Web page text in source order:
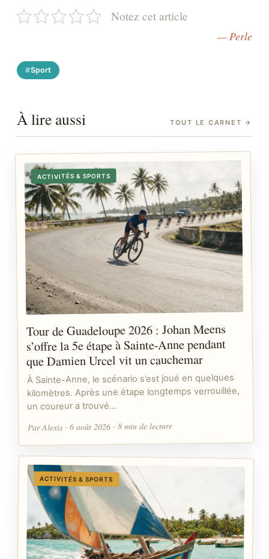
Notez cet article
— Perle
Sport
À lire aussi TOUT LE CARNET →
ACTIVITÉS & SPORTS
Tour de Guadeloupe 2026 : Johan Meens
s’offre la 5e étape à Sainte-Anne pendant
que Damien Urcel vit un cauchemar
À Sainte-Anne, le scénario s’est joué en quelques
kilomètres. Après une étape longtemps verrouillée,
un coureur a trouvé…
Par Alexis · 6 août 2026 · 8 min de lecture
ACTIVITÉS & SPORTS